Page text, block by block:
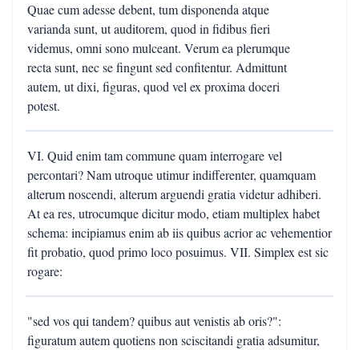
Quae cum adesse debent, tum disponenda atque
varianda sunt, ut auditorem, quod in fidibus fieri
videmus, omni sono mulceant. Verum ea plerumque
recta sunt, nec se fingunt sed confitentur. Admittunt
autem, ut dixi, figuras, quod vel ex proxima doceri
potest.
VI. Quid enim tam commune quam interrogare vel
percontari? Nam utroque utimur indifferenter, quamquam
alterum noscendi, alterum arguendi gratia videtur adhiberi.
At ea res, utrocumque dicitur modo, etiam multiplex habet
schema: incipiamus enim ab iis quibus acrior ac vehementior
fit probatio, quod primo loco posuimus. VII. Simplex est sic
rogare:
"sed vos qui tandem? quibus aut venistis ab oris?":
figuratum autem quotiens non sciscitandi gratia adsumitur,